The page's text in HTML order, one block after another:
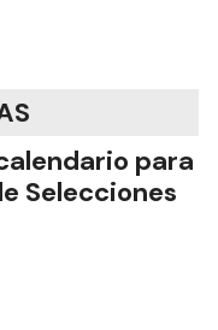
para
Selecciones